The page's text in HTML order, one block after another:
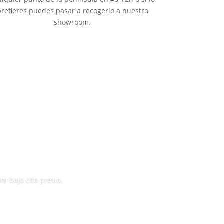
puedes pasar a recogerlo a nuestro
showroom.
bajo cita previa.